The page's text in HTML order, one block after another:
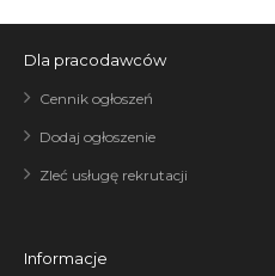
Dla pracodawców
Cennik ogłoszeń
Dodaj ogłoszenie
Zleć usługę rekrutacji
Informacje